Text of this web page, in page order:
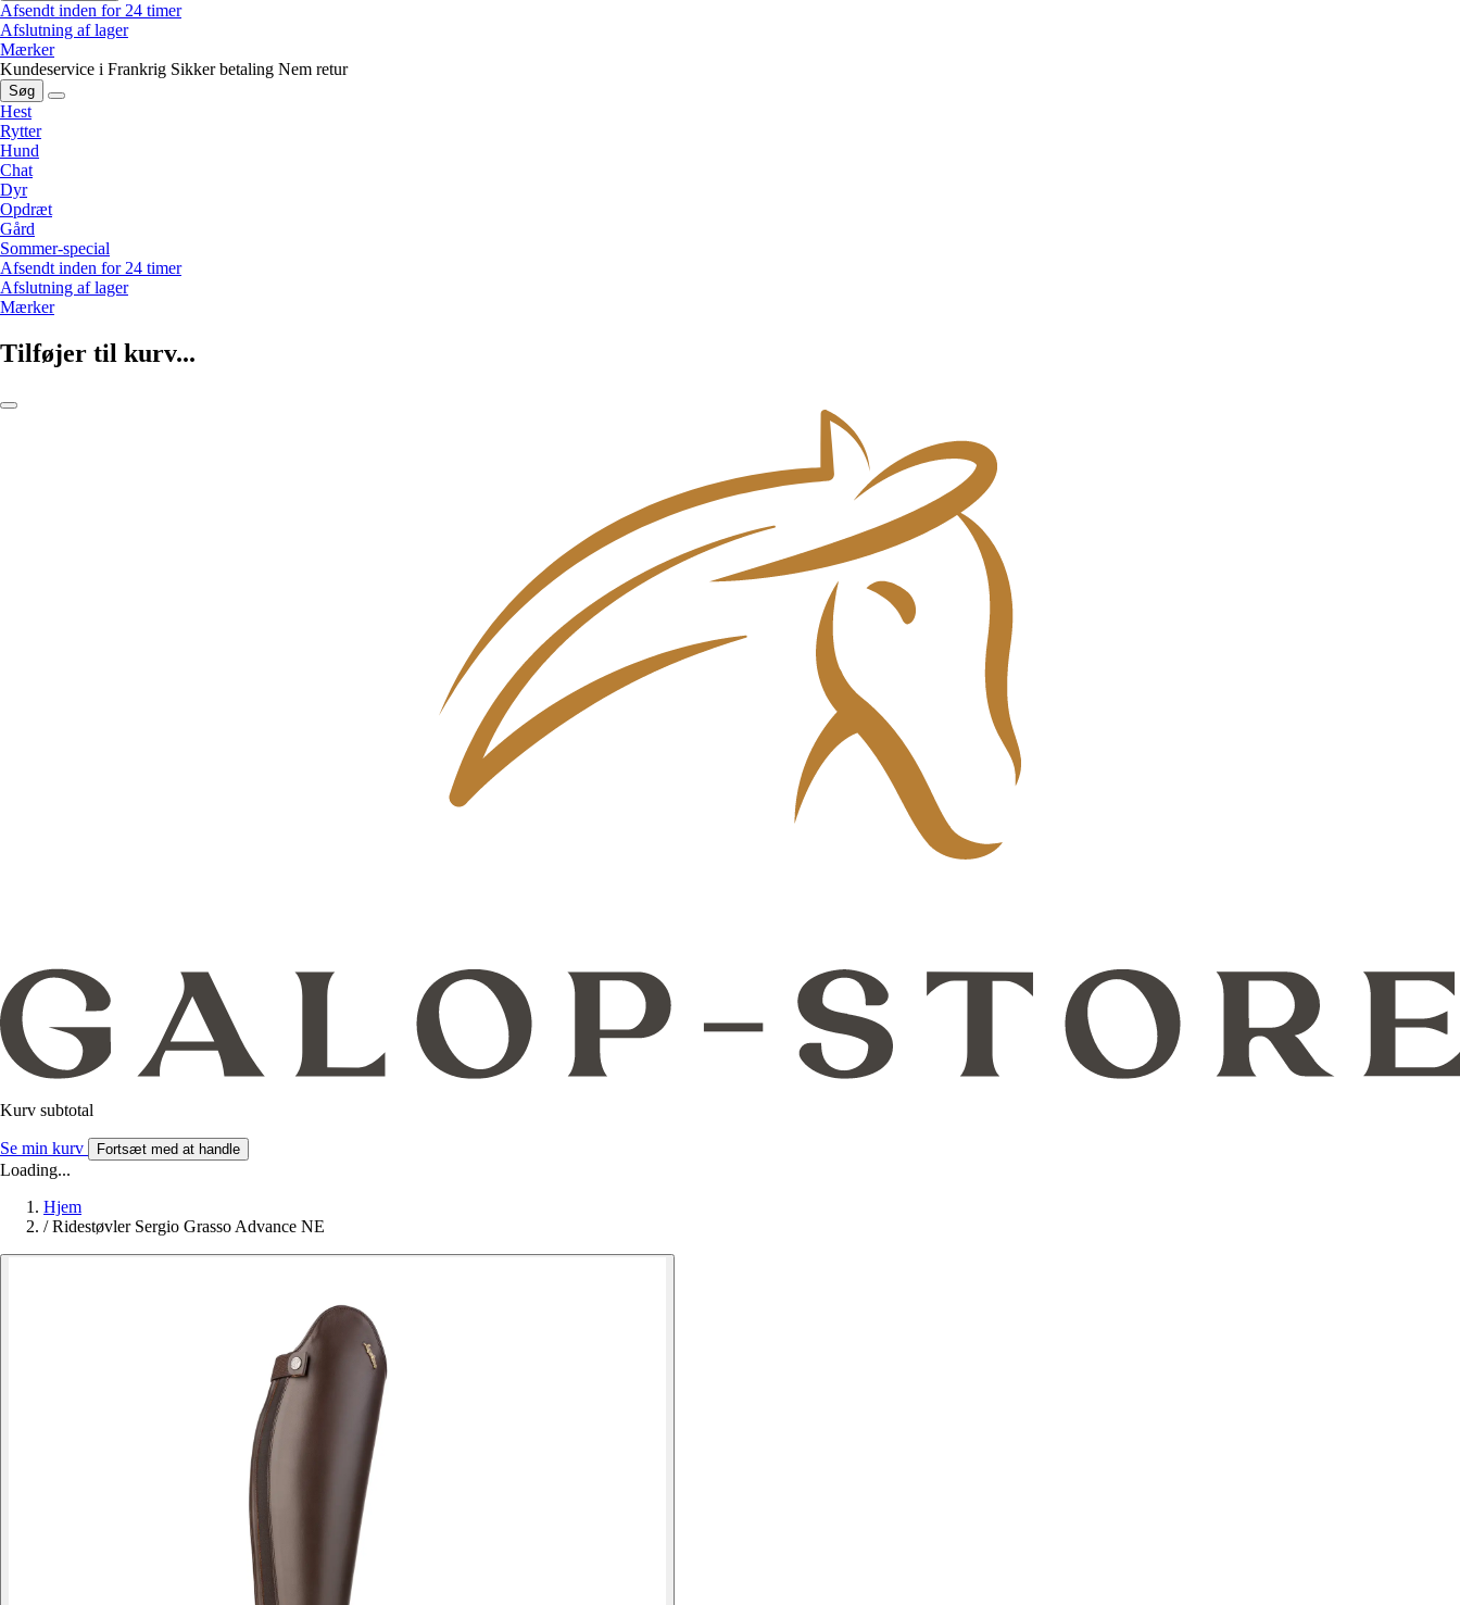
Afsendt inden for 24 timer
Afslutning af lager
Mærker
Kundeservice i Frankrig Sikker betaling Nem retur
Søg
Hest
Rytter
Hund
Chat
Dyr
Opdræt
Gård
Sommer-special
Afsendt inden for 24 timer
Afslutning af lager
Mærker
Tilføjer til kurv...
Kurv subtotal
Se min kurv Fortsæt med at handle
Loading...
Hjem
/ Ridestøvler Sergio Grasso Advance NE